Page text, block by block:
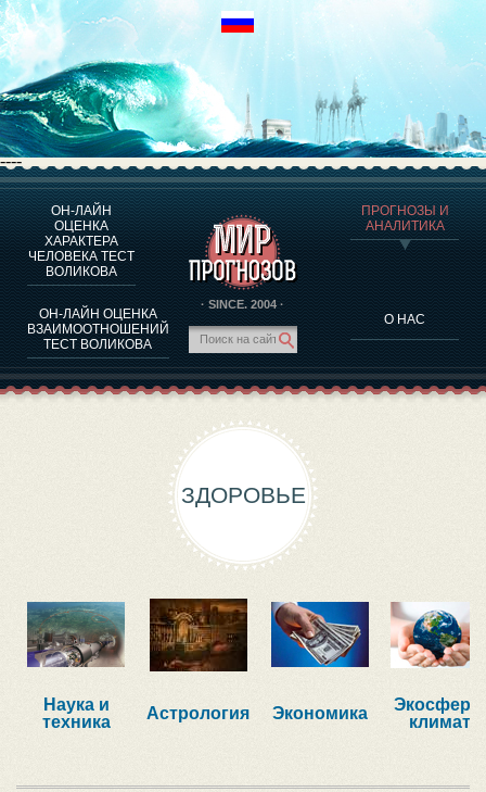
----
ОН-ЛАЙН
ОЦЕНКА
ХАРАКТЕРА
ЧЕЛОВЕКА ТЕСТ
ВОЛИКОВА
ОН-ЛАЙН ОЦЕНКА
ВЗАИМООТНОШЕНИЙ
ТЕСТ ВОЛИКОВА
· SINCE. 2004 ·
ПРОГНОЗЫ И
АНАЛИТИКА
О НАС
О ПРОГРАММЕ
ОЦЕНКА ХАРАКТЕРA ЧЕЛОВЕКА
ОЦЕНКА ХАРАКТЕРА ВЫДАЮЩИХСЯ ЛИЧНОСТЕЙ
О ПРОГРАММЕ
ТЕСТ НА СОВМЕСТИМОСТЬ ВОЛИКОВА
ПРОГНОЗЫ И АНАЛИТИКА
ЗДОРОВЬЕ
Наука и
техника
Астрология Экономика
Экосфера,
климат